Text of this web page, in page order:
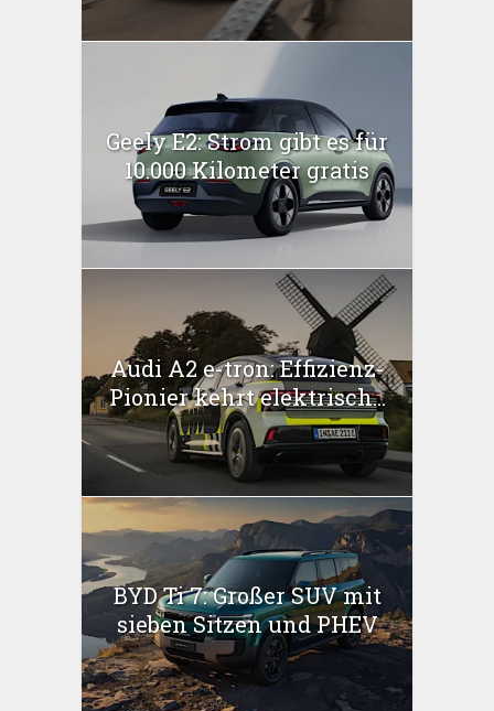
Geely E2: Strom gibt es für
10.000 Kilometer gratis
Audi A2 e-tron: Effizienz-
Pionier kehrt elektrisch...
BYD Ti 7: Großer SUV mit
sieben Sitzen und PHEV